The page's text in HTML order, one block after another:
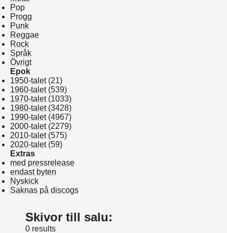
Pop
Progg
Punk
Reggae
Rock
Språk
Övrigt
Epok
1950-talet(21)
1960-talet(539)
1970-talet(1033)
1980-talet(3428)
1990-talet(4967)
2000-talet(2279)
2010-talet(575)
2020-talet(59)
Extras
med pressrelease
endast byten
Nyskick
Saknas på discogs
Skivor till salu:
0 results